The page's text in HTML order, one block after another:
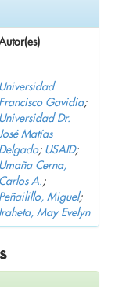
Universidad
Francisco Gavidia;
Universidad Dr.
Matías
Delgado; USAID;
Umaña Cerna,
Carlos A.;
Peñailillo, Miguel;
Iraheta, May Evelyn